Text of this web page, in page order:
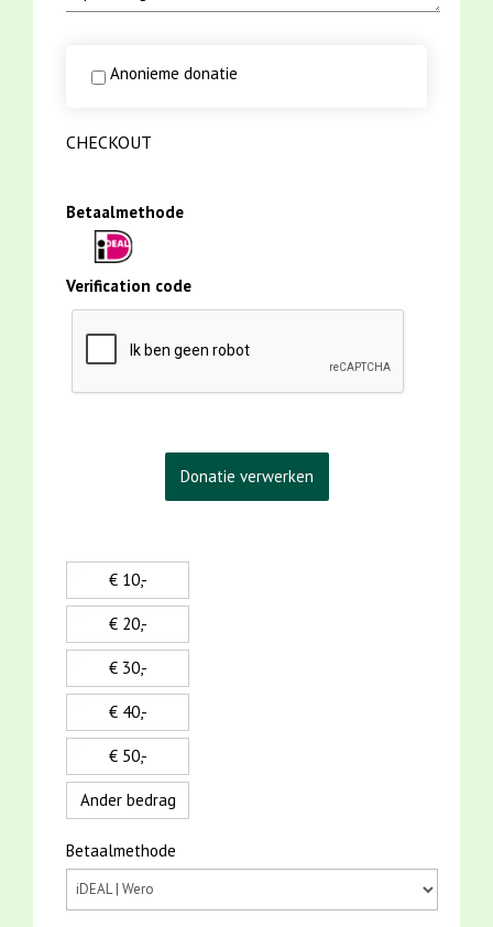
Anonieme donatie
CHECKOUT
Betaalmethode
Verification code
€ 10,-
€ 20,-
€ 30,-
€ 40,-
€ 50,-
Ander bedrag
Betaalmethode